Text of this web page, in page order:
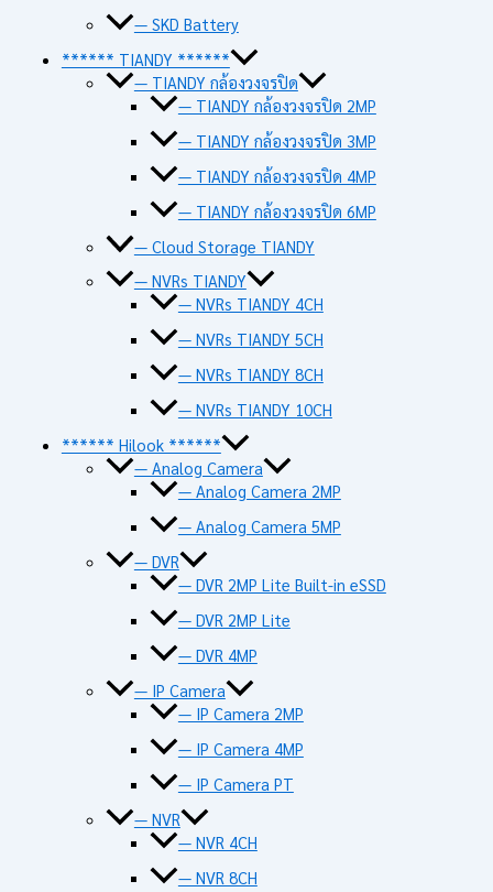
— SKD Battery
****** TIANDY ******
— TIANDY กล้องวงจรปิด
— TIANDY กล้องวงจรปิด 2MP
— TIANDY กล้องวงจรปิด 3MP
— TIANDY กล้องวงจรปิด 4MP
— TIANDY กล้องวงจรปิด 6MP
— Cloud Storage TIANDY
— NVRs TIANDY
— NVRs TIANDY 4CH
— NVRs TIANDY 5CH
— NVRs TIANDY 8CH
— NVRs TIANDY 10CH
****** Hilook ******
— Analog Camera
— Analog Camera 2MP
— Analog Camera 5MP
— DVR
— DVR 2MP Lite Built-in eSSD
— DVR 2MP Lite
— DVR 4MP
— IP Camera
— IP Camera 2MP
— IP Camera 4MP
— IP Camera PT
— NVR
— NVR 4CH
— NVR 8CH